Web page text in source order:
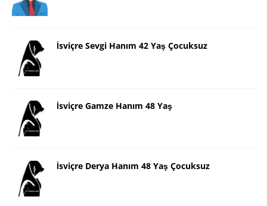
İsviçre Sevgi Hanım 42 Yaş Çocuksuz
İsviçre Gamze Hanım 48 Yaş
İsviçre Derya Hanım 48 Yaş Çocuksuz